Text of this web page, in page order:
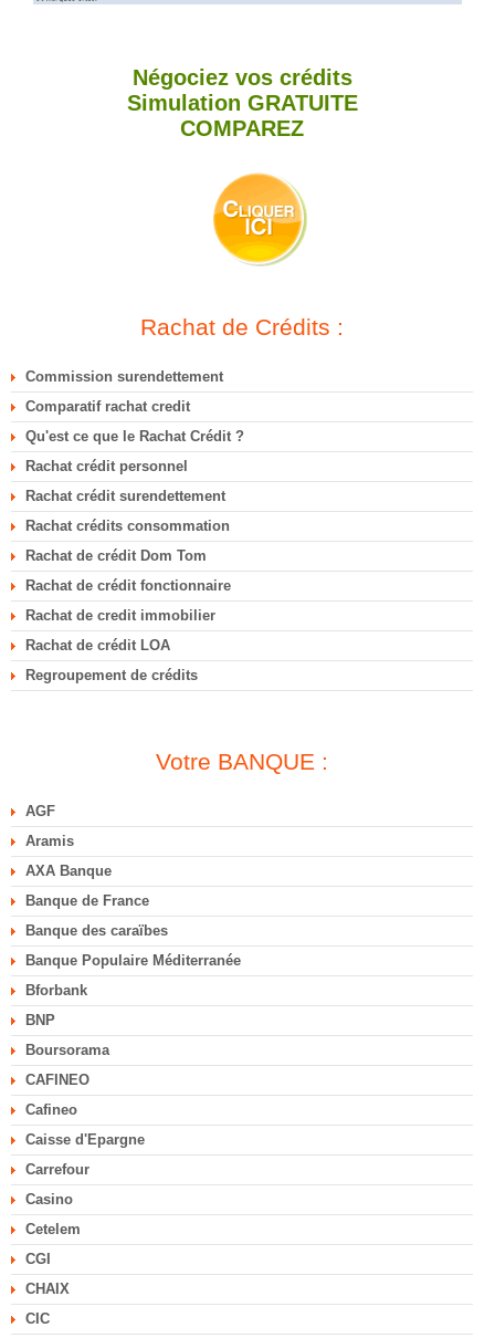
Négociez vos crédits
Simulation GRATUITE
COMPAREZ
Rachat de Crédits :
Commission surendettement
Comparatif rachat credit
Qu'est ce que le Rachat Crédit ?
Rachat crédit personnel
Rachat crédit surendettement
Rachat crédits consommation
Rachat de crédit Dom Tom
Rachat de crédit fonctionnaire
Rachat de credit immobilier
Rachat de crédit LOA
Regroupement de crédits
Votre BANQUE :
AGF
Aramis
AXA Banque
Banque de France
Banque des caraïbes
Banque Populaire Méditerranée
Bforbank
BNP
Boursorama
CAFINEO
Cafineo
Caisse d'Epargne
Carrefour
Casino
Cetelem
CGI
CHAIX
CIC